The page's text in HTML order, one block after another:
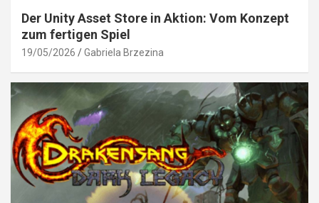
Der Unity Asset Store in Aktion: Vom Konzept
zum fertigen Spiel
19/05/2026 Gabriela Brzezina